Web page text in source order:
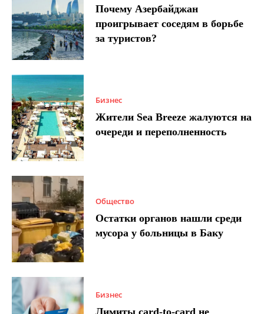
Почему Азербайджан
проигрывает соседям в борьбе
за туристов?
Бизнес
Жители Sea Breeze жалуются на
очереди и переполненность
Общество
Остатки органов нашли среди
мусора у больницы в Баку
Бизнес